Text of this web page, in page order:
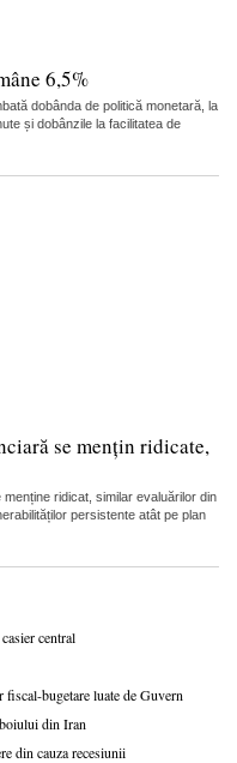
6,5%
dobânda de politică monetară, la
și dobânzile la facilitatea de
se mențin ridicate,
ridicat, similar evaluărilor din
persistente atât pe plan
central
bugetare luate de Guvern
din Iran
din cauza recesiunii